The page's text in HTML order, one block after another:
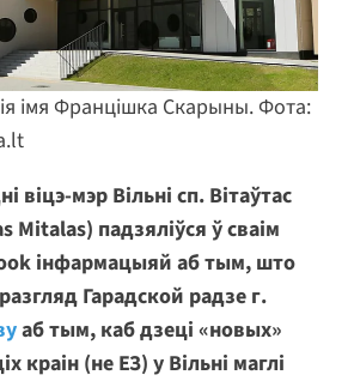
імя Францішка Скарыны. Фота:
віцэ-мэр Вільні сп. Вітаўтас
Mitalas) падзяліўся ў сваім
інфармацыяй аб тым, што
Гарадской радзе г.
аб тым, каб дзеці «новых»
краін (не ЕЗ) у Вільні маглі